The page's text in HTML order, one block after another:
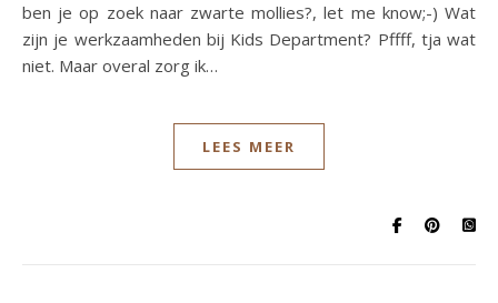
ben je op zoek naar zwarte mollies?, let me know;-) Wat
zijn je werkzaamheden bij Kids Department? Pffff, tja wat
niet. Maar overal zorg ik…
LEES MEER